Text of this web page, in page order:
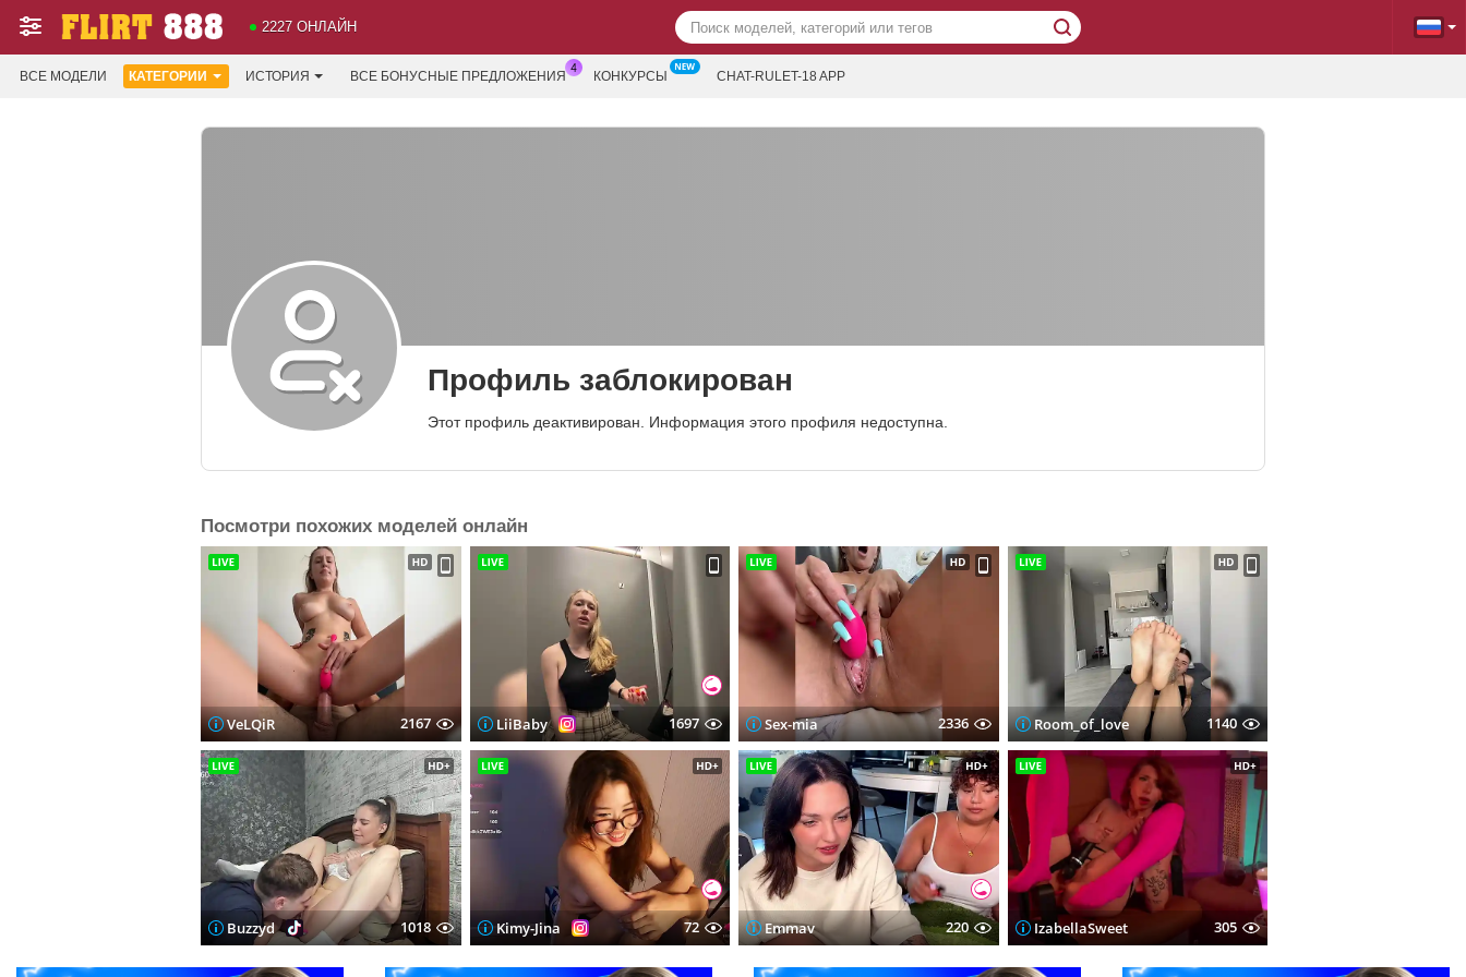
2227 ОНЛАЙН
ВСЕ МОДЕЛИ КАТЕГОРИИ ИСТОРИЯ ВСЕ БОНУСНЫЕ ПРЕДЛОЖЕНИЯ КОНКУРСЫ CHAT-RULET-18 APP
Профиль заблокирован
Этот профиль деактивирован. Информация этого профиля недоступна.
Посмотри похожих моделей онлайн
VeLQiR 2167 LiiBaby 1697 Sex-mia 2336 Room_of_love 1140
Buzzyd 1018 Kimy-Jina 72 Emmav 220 IzabellaSweet 305